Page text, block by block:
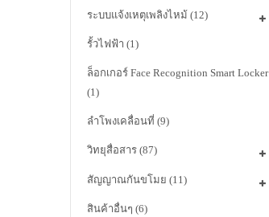
ระบบแจ้งเหตุเพลิงไหม้ (12)
รั้วไฟฟ้า (1)
ล็อกเกอร์ Face Recognition Smart Locker
(1)
ลำโพงเคลื่อนที่ (9)
วิทยุสื่อสาร (87)
สัญญาณกันขโมย (11)
สินค้าอื่นๆ (6)